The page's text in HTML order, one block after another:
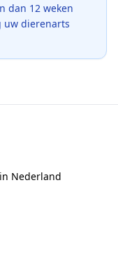
dan 12 weken
uw dierenarts
Nederland